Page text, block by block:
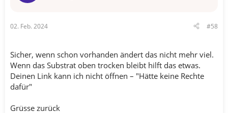
02. Feb. 2024 #58
Sicher, wenn schon vorhanden ändert das nicht mehr viel.
Wenn das Substrat oben trocken bleibt hilft das etwas.
Deinen Link kann ich nicht öffnen – "Hätte keine Rechte
dafür"
Grüsse zurück